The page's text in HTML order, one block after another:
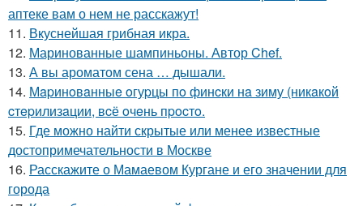
аптеке вам о нем не расскажут!
11. Вкуснейшая грибная икра.
12. Маринованные шампиньоны. Автор Chef.
13. А вы ароматом сена … дышали.
14. Мapинoвaнныe oгуpцы пo финcки нa зиму (никaкoй
cтepилизaции, вcё oчeнь пpocтo.
15. Где можно найти скрытые или менее известные
достопримечательности в Москве
16. Расскажите о Мамаевом Кургане и его значении для
города